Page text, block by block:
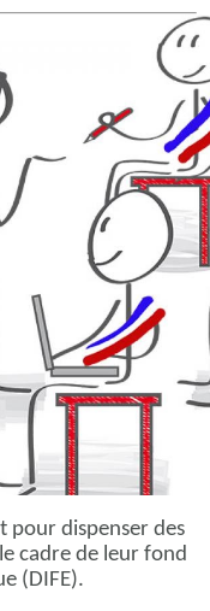
pour dispenser des
cadre de leur fond
(DIFE).